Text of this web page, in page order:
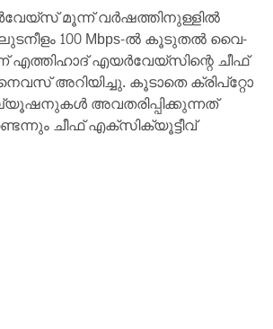
മൂന്ന് വർഷത്തിനുള്ളിൽ
100 Mbps-ൽ കൂടുതൽ വൈ-
എയർവേയ്‌സിന്റെ ചീഫ്
അറിയിച്ചു. കൂടാതെ ക്രിപ്‌റ്റോ
അവതരിപ്പിക്കുന്നത്
ചീഫ് എക്‌സിക്യൂട്ടീവ്